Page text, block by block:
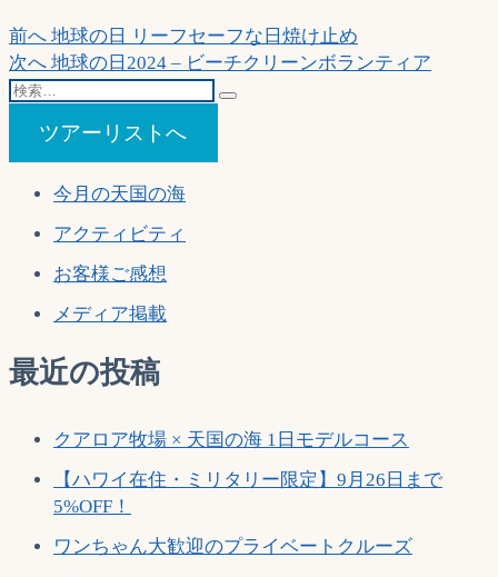
投
稿
ビ
ゲ
ー
シ
ョ
前へ 過
去
の
稿:
地球の日 リーフセーフな日焼け止め
次へ 次
の
稿:
地球の日2024 – ビーチクリーンボランティア
検
ツアーリストへ
今月の天国の海
アクティビティ
お客様ご感想
メディア掲載
最近の投稿
クアロア牧場 × 天国の海 1日モデルコース
【ハワイ在住・ミリタリー限定】9月26日まで
5%OFF！
ワンちゃん大歓迎のプライベートクルーズ